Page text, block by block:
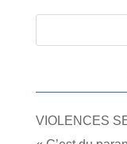
VIOLENCES